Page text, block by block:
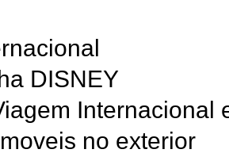
DISNEY
Internacional
no exterior